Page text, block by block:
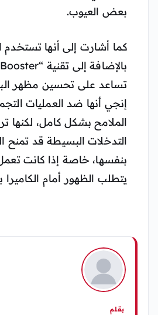
بعض العيوب.
كما أشارت إلى أنها تستخدم
تساعد على تحسين مظهر
إنجي أنها ضد العمليات
الملامح بشكل كامل،
التدخلات البسيطة قد تمنح
بنفسها، خاصة إذا كانت
يتطلب الظهور أمام الكاميرا
بقلم